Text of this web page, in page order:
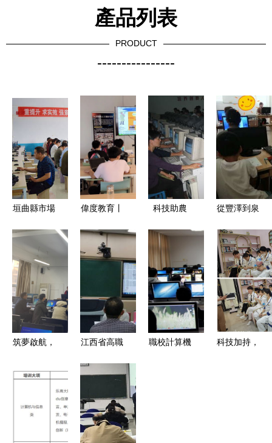
產品列表
PRODUCT
----------------
垣曲縣市場
培訓 強化
“三基建設”
計算機技術
培訓
偉度教育丨
人工智能實
踐:掌握人
技,即刻改
變你的生活
科技助農
農民計算機
培訓在皋埠
鎮中揚帆起
航
從豐澤到泉
擇合適的零
起點電腦培
訓機構
筑夢啟航，
——計算機
學院舉行新
江西省高職
應用專業帶
頭人領軍能
力培訓班系
列報道
職校計算機
科技加持，